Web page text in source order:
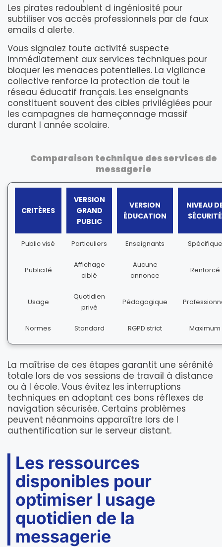
Les pirates redoublent d ingéniosité pour
subtiliser vos accès professionnels par de faux
emails d alerte.
Vous signalez toute activité suspecte
immédiatement aux services techniques pour
bloquer les menaces potentielles. La vigilance
collective renforce la protection de tout le
réseau éducatif français. Les enseignants
constituent souvent des cibles privilégiées pour
les campagnes de hameçonnage massif
durant l année scolaire.
Comparaison technique des services de
messagerie
CRITÈRES
VERSION
GRAND
PUBLIC
VERSION
ÉDUCATION
NIVEAU
SÉCURITÉ
Public visé Particuliers Enseignants Spécifique
Publicité
Affichage
ciblé
Aucune
annonce
Renforcé
Usage
Quotidien
privé
Pédagogique
Normes Standard RGPD strict Maximum
La maîtrise de ces étapes garantit une sérénité
totale lors de vos sessions de travail à distance
ou à l école. Vous évitez les interruptions
techniques en adoptant ces bons réflexes de
navigation sécurisée. Certains problèmes
peuvent néanmoins apparaître lors de l
authentification sur le serveur distant.
Les ressources
disponibles pour
optimiser l usage
quotidien de la
messagerie